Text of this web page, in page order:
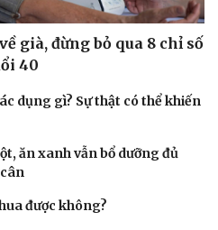
già, đừng bỏ qua 8 chỉ số
40
dụng gì? Sự thật có thể khiến
ăn xanh vẫn bổ dưỡng đủ
được không?